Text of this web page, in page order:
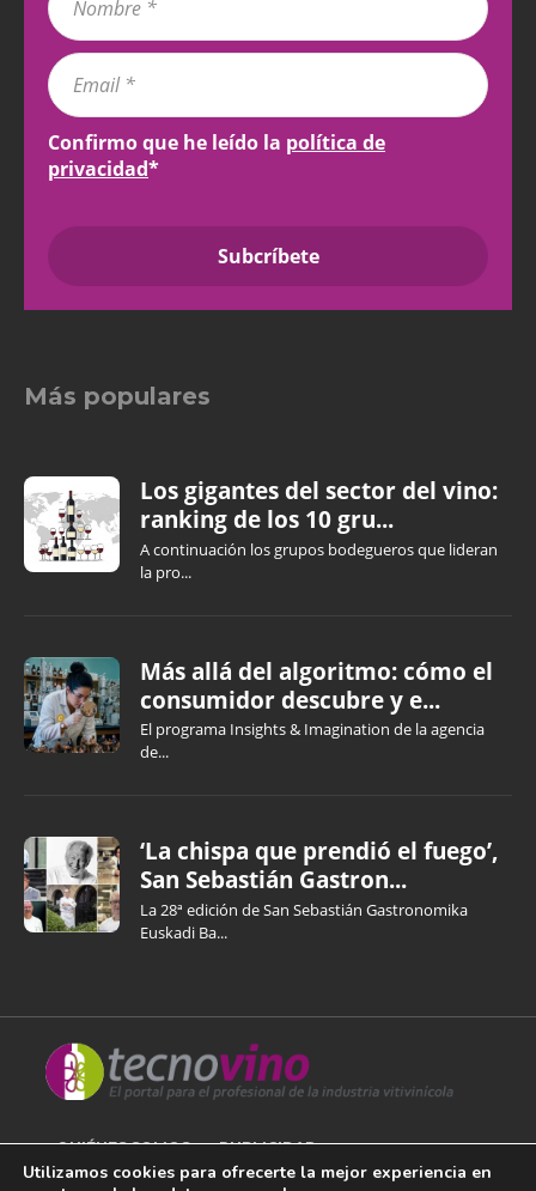
Confirmo que he leído la política de
privacidad*
Más populares
Los gigantes del sector del vino:
ranking de los 10 gru...
A continuación los grupos bodegueros que lideran
la pro...
Más allá del algoritmo: cómo el
consumidor descubre y e...
El programa Insights & Imagination de la agencia
de...
‘La chispa que prendió el fuego’,
San Sebastián Gastron...
La 28ª edición de San Sebastián Gastronomika
Euskadi Ba...
QUIÉNES SOMOS PUBLICIDAD
Utilizamos cookies para ofrecerte la mejor experiencia en